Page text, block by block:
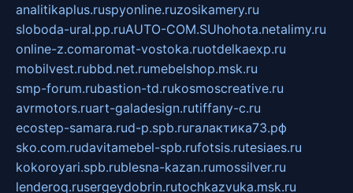
analitikaplus.ruspyonline.ruzosikamery.ru
sloboda-ural.pp.ruAUTO-COM.SUhohota.netalimy.ru
online-z.comaromat-vostoka.ruotdelkaexp.ru
mobilvest.rubbd.net.rumebelshop.msk.ru
smp-forum.rubastion-td.rukosmoscreative.ru
avrmotors.ruart-galadesign.rutiffany-c.ru
ecostep-samara.rud-p.spb.ruгалактика73.рф
sko.com.rudavitamebel-spb.rufotsis.rutesiaes.ru
kokoroyari.spb.rublesna-kazan.rumossilver.ru
lenderoq.rusergeydobrin.rutochkazvuka.msk.ru